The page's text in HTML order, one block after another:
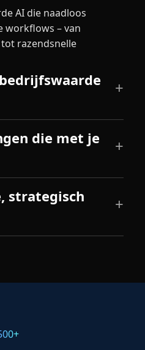
AI die naadloos
workflows – van
razendsnelle
die met je
strategisch